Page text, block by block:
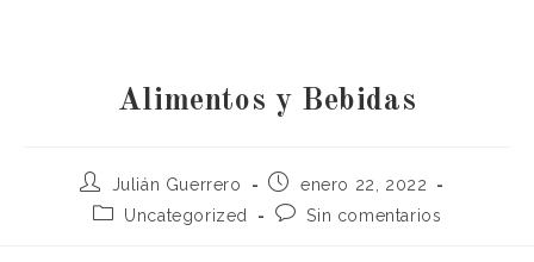
Alimentos y Bebidas
Julián Guerrero
enero 22, 2022
Uncategorized
Sin comentarios